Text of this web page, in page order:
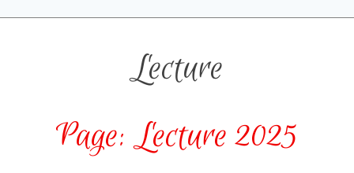
Lecture
Page: Lecture 2025